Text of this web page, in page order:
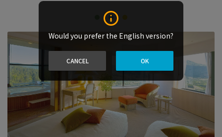
Would you prefer the English version?
CANCEL OK